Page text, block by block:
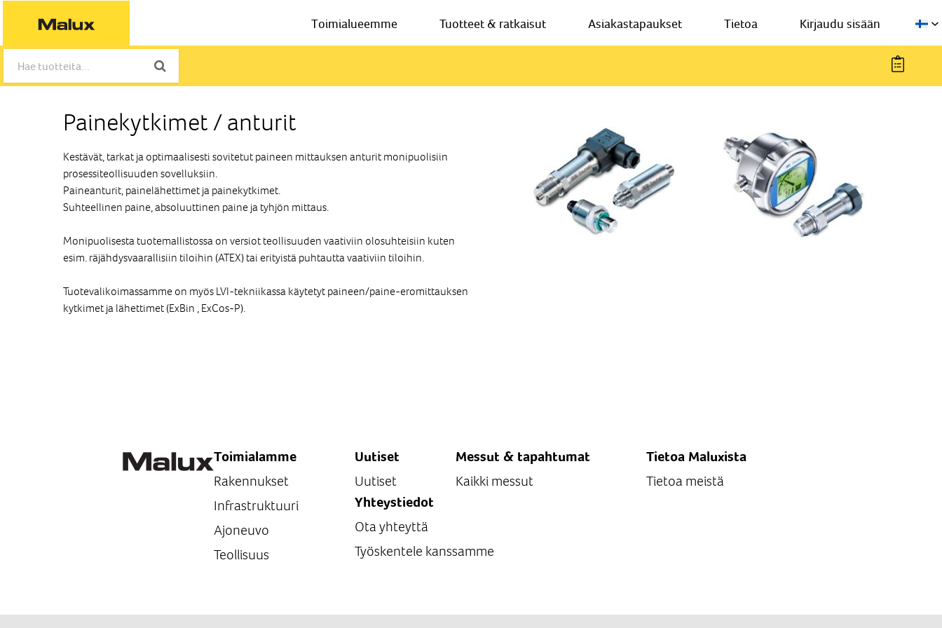
Toimialueemme Tuotteet & ratkaisut Asiakastapaukset Tietoa Kirjaudu sisään
Painekytkimet / anturit
Kestävät, tarkat ja optimaalisesti sovitetut paineen mittauksen anturit monipuolisiin
prosessiteollisuuden sovelluksiin.
Paineanturit, painelähettimet ja painekytkimet.
Suhteellinen paine, absoluuttinen paine ja tyhjön mittaus.
Monipuolisesta tuotemallistossa on versiot teollisuuden vaativiin olosuhteisiin kuten
esim. räjähdysvaarallisiin tiloihin (ATEX) tai erityistä puhtautta vaativiin tiloihin.
Tuotevalikoimassamme on myös LVI-tekniikassa käytetyt paineen/paine-eromittauksen
kytkimet ja lähettimet (ExBin , ExCos-P).
Toimialamme
Rakennukset
Infrastruktuuri
Ajoneuvo
Teollisuus
Uutiset
Uutiset
Messut & tapahtumat
Kaikki messut
Tietoa Maluxista
Tietoa meistä
Yhteystiedot
Ota yhteyttä
Työskentele kanssamme